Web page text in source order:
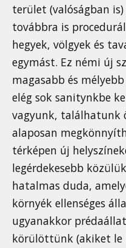
terület (valóságban
továbbra is
hegyek, völgyek és
egymást. Ez némi új
magasabb és
elég sok sanitynkbe
vagyunk, találhatunk
alaposan
térképen új
legérdekesebb
hatalmas duda,
környék ellenséges
ugyanakkor
körülöttünk (akiket le